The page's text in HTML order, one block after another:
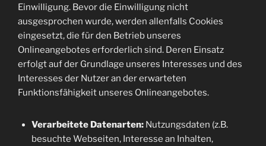
Einwilligung. Bevor die Einwilligung nicht
ausgesprochen wurde, werden allenfalls Cookies
eingesetzt, die für den Betrieb unseres
Onlineangebotes erforderlich sind. Deren Einsatz
erfolgt auf der Grundlage unseres Interesses und des
Interesses der Nutzer an der erwarteten
Funktionsfähigkeit unseres Onlineangebotes.
Verarbeitete Datenarten:Nutzungsdaten (z.B.
besuchte Webseiten, Interesse an Inhalten,